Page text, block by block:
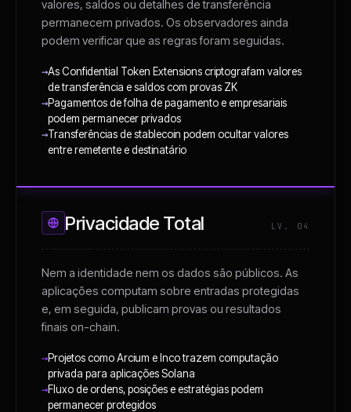
valores, saldos ou detalhes de transferência
permanecem privados. Os observadores ainda
podem verificar que as regras foram seguidas.
→As Confidential Token Extensions criptografam valores
de transferência e saldos com provas ZK
→Pagamentos de folha de pagamento e empresariais
podem permanecer privados
→Transferências de stablecoin podem ocultar valores
entre remetente e destinatário
Privacidade Total LV. 04
Nem a identidade nem os dados são públicos. As
aplicações computam sobre entradas protegidas
e, em seguida, publicam provas ou resultados
finais on-chain.
→Projetos como Arcium e Inco trazem computação
privada para aplicações Solana
→Fluxo de ordens, posições e estratégias podem
permanecer protegidos